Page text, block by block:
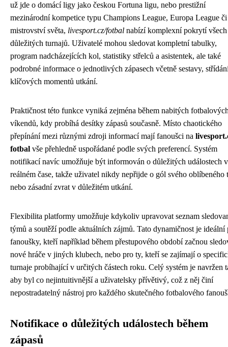
už jde o domácí ligy jako českou Fortuna ligu, nebo prestižní
mezinárodní kompetice typu Champions League, Europa League či
mistrovství světa, livesport.cz/fotbal nabízí komplexní pokrytí všech
důležitých turnajů. Uživatelé mohou sledovat kompletní tabulky,
program nadcházejících kol, statistiky střelců a asistentek, ale také
podrobné informace o jednotlivých zápasech včetně sestavy,
klíčových momentů utkání.
Praktičnost této funkce vyniká zejména během nabitých
víkendů, kdy probíhá desítky zápasů současně. Místo chaotického
přepínání mezi různými zdroji informací mají fanoušci na
fotbal vše přehledně uspořádané podle svých preferencí. Systém
notifikací navíc umožňuje být informován o důležitých událostech v
reálném čase, takže uživatel nikdy nepřijde o gól svého oblíbeného
nebo zásadní zvrat v důležitém utkání.
Flexibilita platformy umožňuje kdykoliv upravovat seznam
týmů a soutěží podle aktuálních zájmů. Tato dynamičnost je ideální
fanoušky, kteří například během přestupového období začnou
nové hráče v jiných klubech, nebo pro ty, kteří se zajímají o
turnaje probíhající v určitých částech roku. Celý systém je navržen
aby byl co nejintuitivnější a uživatelsky přívětivý, což z něj činí
nepostradatelný nástroj pro každého skutečného fotbalového
Notifikace o důležitých událostech během
zápasů